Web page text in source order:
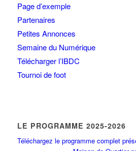
Page d’exemple
Partenaires
Petites Annonces
Semaine du Numérique
Télécharger l’IBDC
Tournoi de foot
LE PROGRAMME 2025-2026
Téléchargez le programme complet